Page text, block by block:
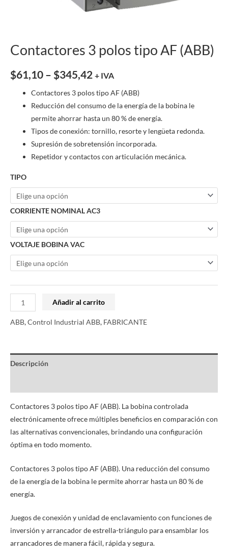
Contactores 3 polos tipo AF (ABB)
$61,10 – $345,42 + IVA
Contactores 3 polos tipo AF (ABB)
Reducción del consumo de la energía de la bobina le
permite ahorrar hasta un 80 % de energía.
Tipos de conexión: tornillo, resorte y lengüeta redonda.
Supresión de sobretensión incorporada.
Repetidor y contactos con articulación mecánica.
TIPO
CORRIENTE NOMINAL AC3
VOLTAJE BOBINA VAC
Añadir al carrito
ABB,Control Industrial ABB, FABRICANTE
Descripción
Contactores 3 polos tipo AF (ABB). La bobina controlada
electrónicamente ofrece múltiples beneficios en comparación con
las alternativas convencionales, brindando una configuración
óptima en todo momento.
Contactores 3 polos tipo AF (ABB). Una reducción del consumo
de la energía de la bobina le permite ahorrar hasta un 80 % de
energía.
Juegos de conexión y unidad de enclavamiento con funciones de
inversión y arrancador de estrella-triángulo para ensamblar los
arrancadores de manera fácil, rápida y segura.